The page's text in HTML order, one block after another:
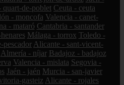
quart-de-poblet Ceuta - ceuta
- moncofa Valencia - canet-
- mataró Cantabria - santander
Málaga - torrox Toledo -
pescador Alicante - sant-vicent-
Almería - níjar Badajoz - badajoz
Valencia - mislata Segovia -
Jaén - jaén Murcia - san-javier
gasteiz Alicante - rojales